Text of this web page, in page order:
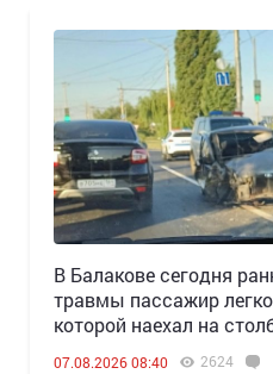
В Балакове сегодня
травмы пассажир
которой наехал на
07.08.2026 08:40 2624